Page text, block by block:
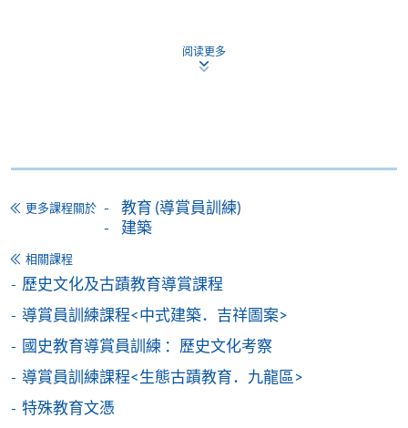
交下期學費的學員，提供網上服務，如學員就讀的課
網上支付可通過「繳費靈」(PPS) (不適用於手機)、
VISA 或 Mastercard、「微信支付」(Online WeChat
Pay) 、「支付寶」(Online Alipay) 或 「轉數快」(FPS)
親身報名/郵遞
阅读更多
更多課程關於
教育 (導賞員訓練)
建築
相關課程
歷史文化及古蹟教育導賞課程
導賞員訓練課程<中式建築．吉祥圖案>
國史教育導賞員訓練 ：歷史文化考察
導賞員訓練課程<生態古蹟教育．九龍區>
特殊教育文憑